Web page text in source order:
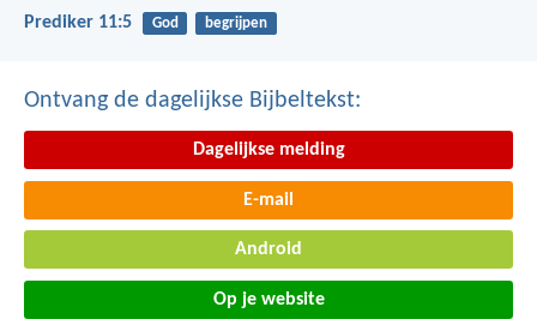
Prediker 11:5 God begrijpen
Ontvang de dagelijkse Bijbeltekst:
Dagelijkse melding
E-mail
Android
Op je website